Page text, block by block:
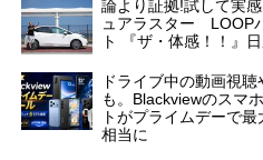
論より証拠!試して実
ュアラスター LOOP
ト 『ザ・体感！！』
ドライブ中の動画視聴
も。Blackviewのスマ
トがプライムデーで
相当に